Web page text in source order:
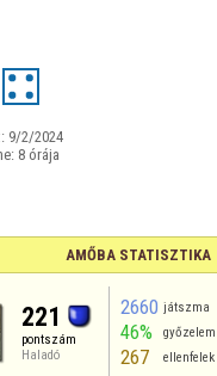
9/2/2024
8 órája
AMŐBA STATISZTIKA
221
pontszám
Haladó
2660 játszma
46% győzelem
267